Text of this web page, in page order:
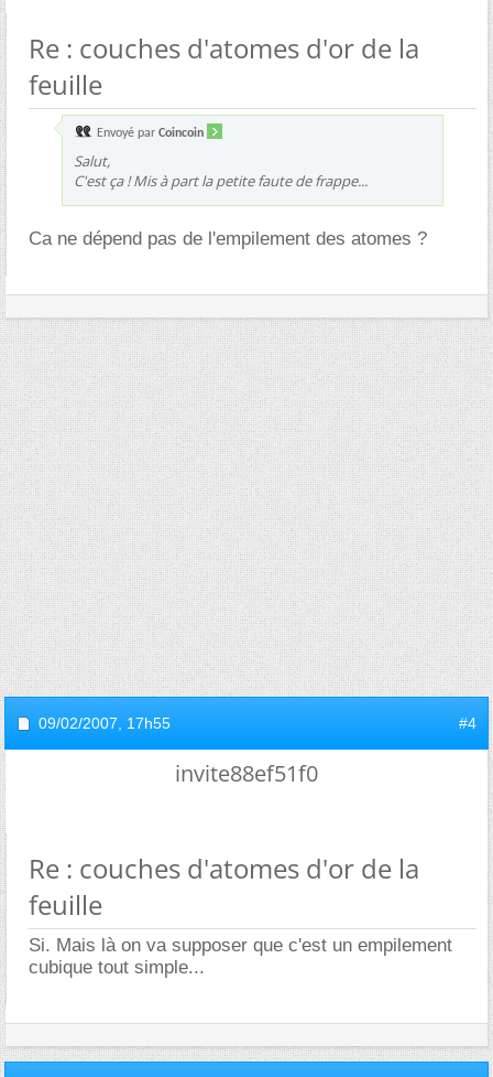
Re : couches d'atomes d'or de la
feuille
Envoyé par Coincoin
Salut,
C'est ça ! Mis à part la petite faute de frappe...
Ca ne dépend pas de l'empilement des atomes ?
09/02/2007, 17h55 #4
invite88ef51f0
Re : couches d'atomes d'or de la
feuille
Si. Mais là on va supposer que c'est un empilement
cubique tout simple...